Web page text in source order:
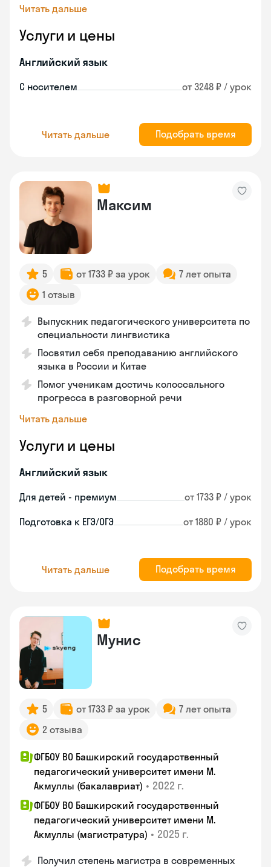
Читать дальше
Услуги и цены
Английский язык
С носителем от 3248 ₽ / урок
Читать дальше Подобрать время
Максим
5 от 1733 ₽ за урок
7 лет опыта
1 отзыв
Выпускник педагогического университета по
специальности лингвистика
Посвятил себя преподаванию английского
языка в России и Китае
Помог ученикам достичь колоссального
прогресса в разговорной речи
Читать дальше
Услуги и цены
Английский язык
Для детей - премиум от 1733 ₽ / урок
Подготовка к ЕГЭ/ОГЭ от 1880 ₽ / урок
Читать дальше Подобрать время
Мунис
5 от 1733 ₽ за урок
7 лет опыта
2 отзыва
ФГБОУ ВО Башкирский государственный
педагогический университет имени М.
Акмуллы (бакалавриат) • 2022 г.
ФГБОУ ВО Башкирский государственный
педагогический университет имени М.
Акмуллы (магистратура) • 2025 г.
Получил степень магистра в современных